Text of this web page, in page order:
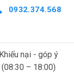
0932.374.568
Khiếu nại - góp ý
(08:30 – 18:00)